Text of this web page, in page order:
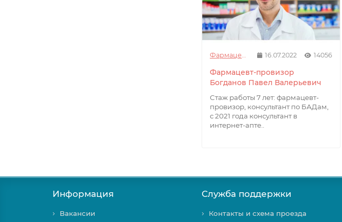
16.07.2022 14056
Фармацевт-провизор
Богданов Павел Валерьевич
Стаж работы 7 лет: фармацевт-
провизор, консультант по БАДам,
с 2021 года консультант в
интернет-апте..
Информация
Вакансии
Служба поддержки
Контакты и схема проезда